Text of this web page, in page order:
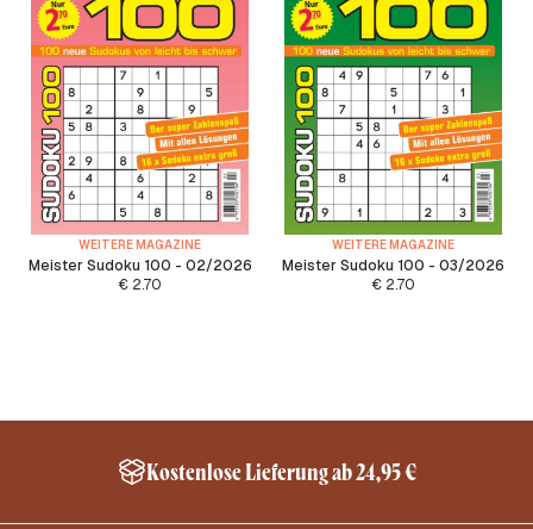
WEITERE MAGAZINE
Meister Sudoku 100 - 02/2026
€ 2.70
WEITERE MAGAZINE
Meister Sudoku 100 - 03/2026
€ 2.70
Schneller Versand innerhalb Deutschland*